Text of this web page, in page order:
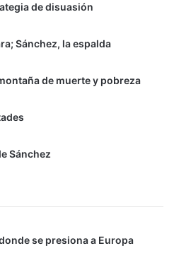
de disuasión
Sánchez, la espalda
de muerte y pobreza
Sánchez
se presiona a Europa